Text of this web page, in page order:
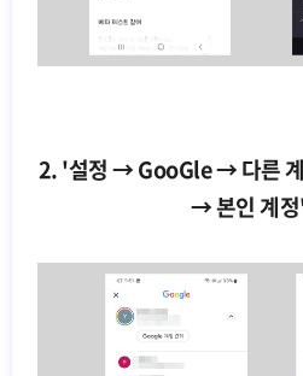
2. '설정 → GooGle → 다른
→ 본인 계